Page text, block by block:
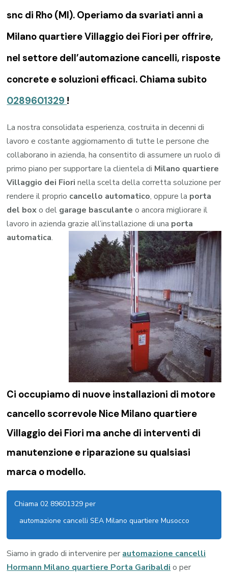
snc di Rho (MI). Operiamo da svariati anni a
Milano quartiere Villaggio dei Fiori per offrire,
nel settore dell’automazione cancelli, risposte
concrete e soluzioni efficaci. Chiama subito
0289601329 !
La nostra consolidata esperienza, costruita in decenni di
lavoro e costante aggiornamento di tutte le persone che
collaborano in azienda, ha consentito di assumere un ruolo di
primo piano per supportare la clientela di Milano quartiere
Villaggio dei Fiori nella scelta della corretta soluzione per
rendere il proprio cancello automatico, oppure la porta
del boxo del garage basculante o ancora migliorare il
lavoro in azienda grazie all’installazione di una porta
automatica.
Ci occupiamo di nuove installazioni di motore
cancello scorrevole Nice Milano quartiere
Villaggio dei Fiori ma anche di interventi di
manutenzione e riparazione su qualsiasi
marca o modello.
Chiama 02 89601329 per
automazione cancelli SEA Milano quartiere Musocco
Siamo in grado di intervenire per automazione cancelli
Hormann Milano quartiere Porta Garibaldi o per